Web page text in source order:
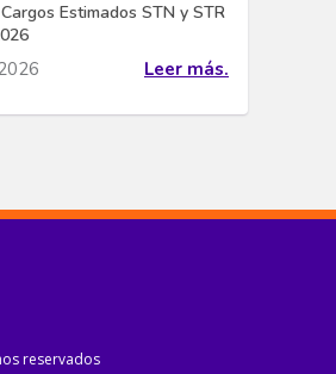
Estimados STN y STR
Leer más.
reservados